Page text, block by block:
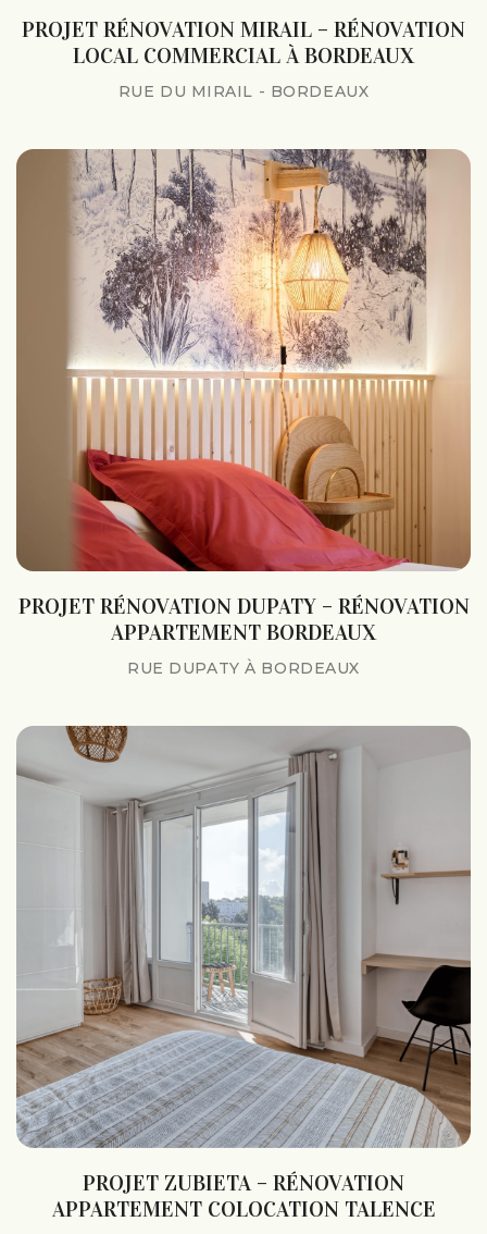
PROJET RÉNOVATION MIRAIL – RÉNOVATION
LOCAL COMMERCIAL À BORDEAUX
RUE DU MIRAIL - BORDEAUX
PROJET RÉNOVATION DUPATY – RÉNOVATION
APPARTEMENT BORDEAUX
RUE DUPATY À BORDEAUX
PROJET ZUBIETA – RÉNOVATION
APPARTEMENT COLOCATION TALENCE